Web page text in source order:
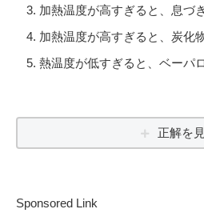
加熱温度が高すぎると、息づ
加熱温度が高すぎると、炭化
熱温度が低すぎると、ベーパ
正解を
Sponsored Link